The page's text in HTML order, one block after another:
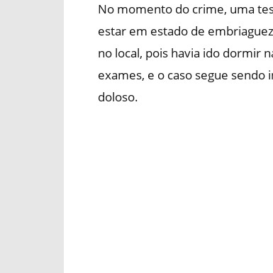
No momento do crime, uma
estar em estado de
no local, pois havia ido dormir
exames, e o caso segue sendo
doloso.